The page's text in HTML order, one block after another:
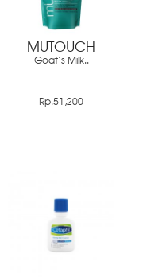
MUTOUCH
Goat's Milk..
Rp.51,200